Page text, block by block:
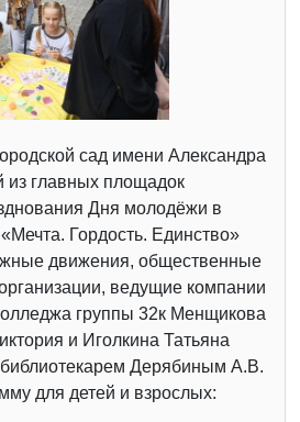
сад имени Александра
из главных площадок
Дня молодёжи в
Гордость. Единство»
движения, общественные
ведущие компании
группы 32к Менщикова
и Иголкина Татьяна
библиотекарем Дерябиным А.В.
для детей и взрослых: